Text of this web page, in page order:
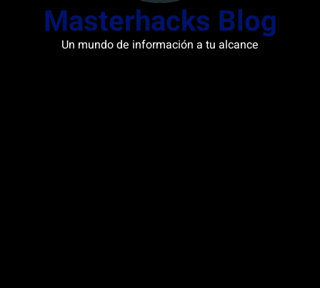
Masterhacks Blog
Un mundo de información a tu alcance